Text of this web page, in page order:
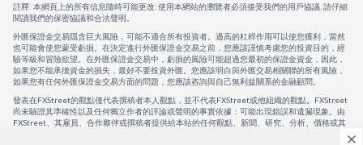
註釋: 本網頁上的所有信息隨時可能更改. 使用本網站的瀏覽者必須接受我們的用戶協議. 請仔細
閱讀我們的保密協議和合法聲明。
外匯保證金交易隱含巨大風險，可能不適合所有投資者。過高的杠桿作用可以使您獲利，當然
也可能會使您蒙受虧損。在決定進行外匯保證金交易之前，您應該謹慎考慮您的投資目的，經
驗等級和冒險欲望。在外匯保證金交易中，虧損的風險可能超過您最初的保證金資金，因此，
如果您不能承擔資金的損失，最好不要投資外匯。您應該明白與外匯交易相關聯的所有風險，
如果您有任何外匯保證金交易方面的問題，您應該咨詢與自己無利益關系的金融顧問。
發表在FXStreet的觀點僅代表撰稿者本人觀點，並不代表FXStreet或他組織的觀點。FXStreet
尚未驗證其準確性以及任何獨立作者的評論或聲明的事實依據：可能出現錯誤和遺漏現象。由
FXStreet、其雇員、合作夥伴或撰稿者提供給本站的任何觀點、新聞、研究、分析、價格或其